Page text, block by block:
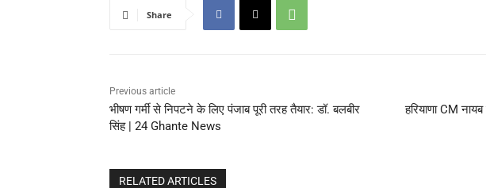
Share
Previous article
भीषण गर्मी से निपटने के लिए पंजाब पूरी तरह तैयार: डॉ. बलबीर
सिंह | 24 Ghante News
हरियाणा CM
RELATED ARTICLES